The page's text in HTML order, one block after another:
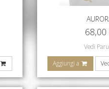
68,00
Vedi
Aggiungi a